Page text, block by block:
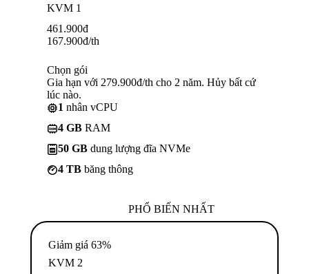
KVM 1
461.900đ
167.900đ/th
Chọn gói
Gia hạn với 279.900đ/th cho 2 năm. Hủy bất cứ
lúc nào.
1 nhân vCPU
4 GB RAM
50 GB dung lượng đĩa NVMe
4 TB băng thông
PHỔ BIẾN NHẤT
Giảm giá 63%
KVM 2